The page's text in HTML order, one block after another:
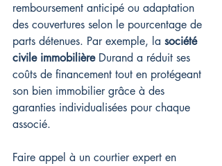
remboursement anticipé ou adaptation
des couvertures selon le pourcentage de
parts détenues. Par exemple, la société
civile immobilière Durand a réduit ses
coûts de financement tout en protégeant
son bien immobilier grâce à des
garanties individualisées pour chaque
associé.
Faire appel à un courtier expert en